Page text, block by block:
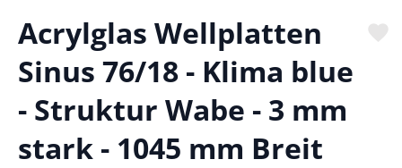
Acrylglas Wellplatten
Sinus 76/18 - Klima blue
- Struktur Wabe - 3 mm
stark - 1045 mm Breit